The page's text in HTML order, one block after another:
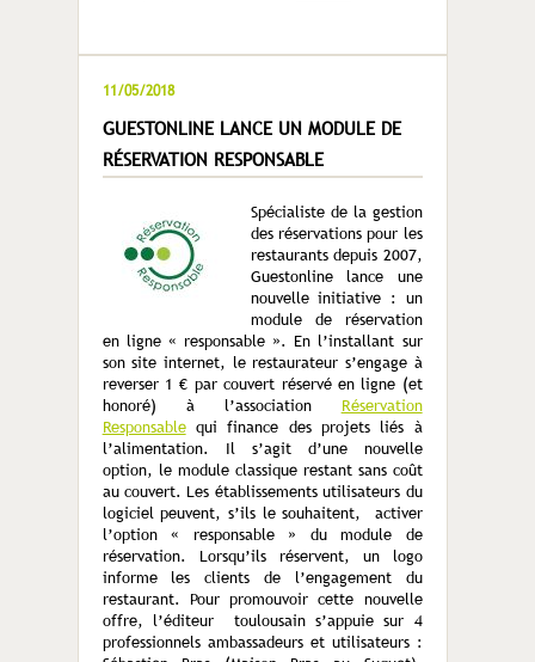
11/05/2018
GUESTONLINE LANCE UN MODULE DE
RÉSERVATION RESPONSABLE
Spécialiste de la gestion
des réservations pour les
restaurants depuis 2007,
Guestonline lance une
nouvelle initiative : un
module de réservation
en ligne « responsable ». En l’installant sur
son site internet, le restaurateur s’engage à
reverser 1 € par couvert réservé en ligne (et
honoré) à l’association Réservation
Responsablequi finance des projets liés à
l’alimentation. Il s’agit d’une nouvelle
option, le module classique restant sans coût
au couvert. Les établissements utilisateurs du
logiciel peuvent, s’ils le souhaitent, activer
l’option « responsable » du module de
réservation. Lorsqu’ils réservent, un logo
informe les clients de l’engagement du
restaurant. Pour promouvoir cette nouvelle
offre, l’éditeur toulousain s’appuie sur 4
professionnels ambassadeurs et utilisateurs :